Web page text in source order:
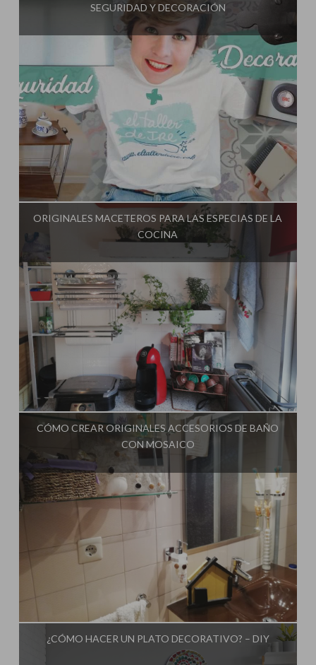
SEGURIDAD Y DECORACIÓN
Influencer:El Taller de Ire
ORIGINALES MACETEROS PARA LAS ESPECIAS DE LA
COCINA
Influencer:El Taller de Ire
CÓMO CREAR ORIGINALES ACCESORIOS DE BAÑO
CON MOSAICO
Influencer:El Taller de Ire
¿CÓMO HACER UN PLATO DECORATIVO? – DIY